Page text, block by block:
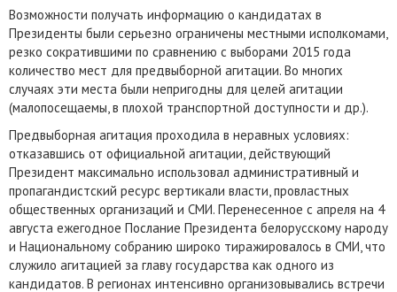
Возможности получать информацию о кандидатах в
Президенты были серьезно ограничены местными исполкомами,
резко сократившими по сравнению с выборами 2015 года
количество мест для предвыборной агитации. Во многих
случаях эти места были непригодны для целей агитации
(малопосещаемы, в плохой транспортной доступности и др.).
Предвыборная агитация проходила в неравных условиях:
отказавшись от официальной агитации, действующий
Президент максимально использовал административный и
пропагандистский ресурс вертикали власти, провластных
общественных организаций и СМИ. Перенесенное с апреля на 4
августа ежегодное Послание Президента белорусскому народу
и Национальному собранию широко тиражировалось в СМИ, что
служило агитацией за главу государства как одного из
кандидатов. В регионах интенсивно организовывались встречи